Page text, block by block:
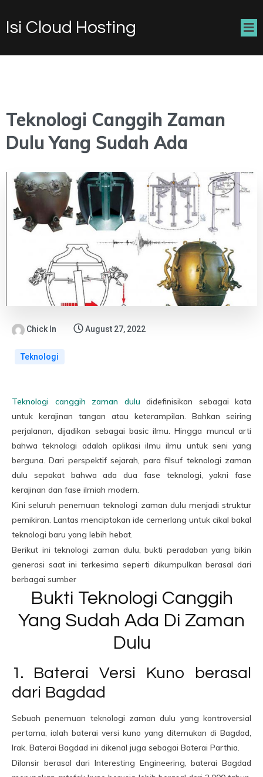
Isi Cloud Hosting
Teknologi Canggih Zaman
Dulu Yang Sudah Ada
Chick In August 27, 2022
Teknologi
Teknologi canggih zaman dulu didefinisikan sebagai kata
untuk kerajinan tangan atau keterampilan. Bahkan seiring
perjalanan, dijadikan sebagai basic ilmu. Hingga muncul arti
bahwa teknologi adalah aplikasi ilmu ilmu untuk seni yang
berguna. Dari perspektif sejarah, para filsuf teknologi zaman
dulu sepakat bahwa ada dua fase teknologi, yakni fase
kerajinan dan fase ilmiah modern.
Kini seluruh penemuan teknologi zaman dulu menjadi struktur
pemikiran. Lantas menciptakan ide cemerlang untuk cikal bakal
teknologi baru yang lebih hebat.
Berikut ini teknologi zaman dulu, bukti peradaban yang bikin
generasi saat ini terkesima seperti dikumpulkan berasal dari
berbagai sumber
Bukti Teknologi Canggih
Yang Sudah Ada Di Zaman
Dulu
1. Baterai Versi Kuno berasal
dari Bagdad
Sebuah penemuan teknologi zaman dulu yang kontroversial
pertama, ialah baterai versi kuno yang ditemukan di Bagdad,
Irak. Baterai Bagdad ini dikenal juga sebagai Baterai Parthia.
Dilansir berasal dari Interesting Engineering, baterai Bagdad